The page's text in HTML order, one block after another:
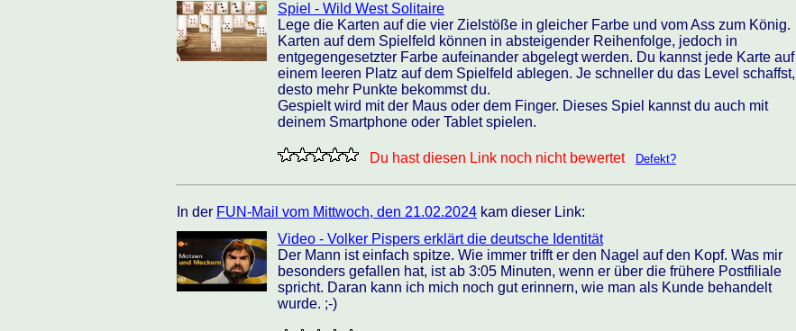
Spiel - Wild West Solitaire
Lege die Karten auf die vier Zielstöße in gleicher Farbe und vom Ass zum König.
Karten auf dem Spielfeld können in absteigender Reihenfolge, jedoch in
entgegengesetzter Farbe aufeinander abgelegt werden. Du kannst jede Karte auf
einem leeren Platz auf dem Spielfeld ablegen. Je schneller du das Level schaffst,
desto mehr Punkte bekommst du.
Gespielt wird mit der Maus oder dem Finger. Dieses Spiel kannst du auch mit
deinem Smartphone oder Tablet spielen.
Du hast diesen Link noch nicht bewertet Defekt?
In der FUN-Mail vom Mittwoch, den 21.02.2024 kam dieser Link:
Video - Volker Pispers erklärt die deutsche Identität
Der Mann ist einfach spitze. Wie immer trifft er den Nagel auf den Kopf. Was mir
besonders gefallen hat, ist ab 3:05 Minuten, wenn er über die frühere Postfiliale
spricht. Daran kann ich mich noch gut erinnern, wie man als Kunde behandelt
wurde. ;-)